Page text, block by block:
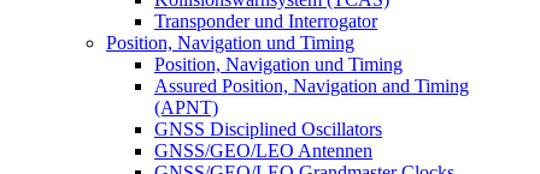
Transponder und Interrogator
Position, Navigation und Timing
Position, Navigation und Timing
Assured Position, Navigation and Timing
(APNT)
GNSS Disciplined Oscillators
GNSS/GEO/LEO Antennen